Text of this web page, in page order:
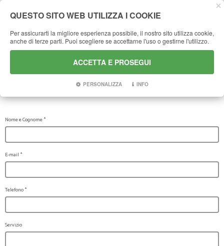
HOME CONTATTI RICHIESTA INFORMAZIONI
RICHIESTA
INFORMAZIONI
Nome e Cognome*
E-mail *
Telefono*
Servizio
QUESTO SITO WEB UTILIZZA I COOKIE
Per assicurarti la migliore esperienza possibile, il nostro sito utilizza cookie,
anche di terze parti. Puoi scegliere se accettarne l'uso o gestirne l'utilizzo.
ACCETTA E PROSEGUI
PERSONALIZZA INFO